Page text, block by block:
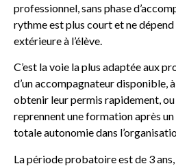
professionnel, sans phase
rythme est plus court et ne dépend
extérieure à l’élève.
C’est la voie la plus adaptée aux
d’un accompagnateur disponible,
obtenir leur permis rapidement,
reprennent une formation après
totale autonomie dans
La période probatoire est de 3